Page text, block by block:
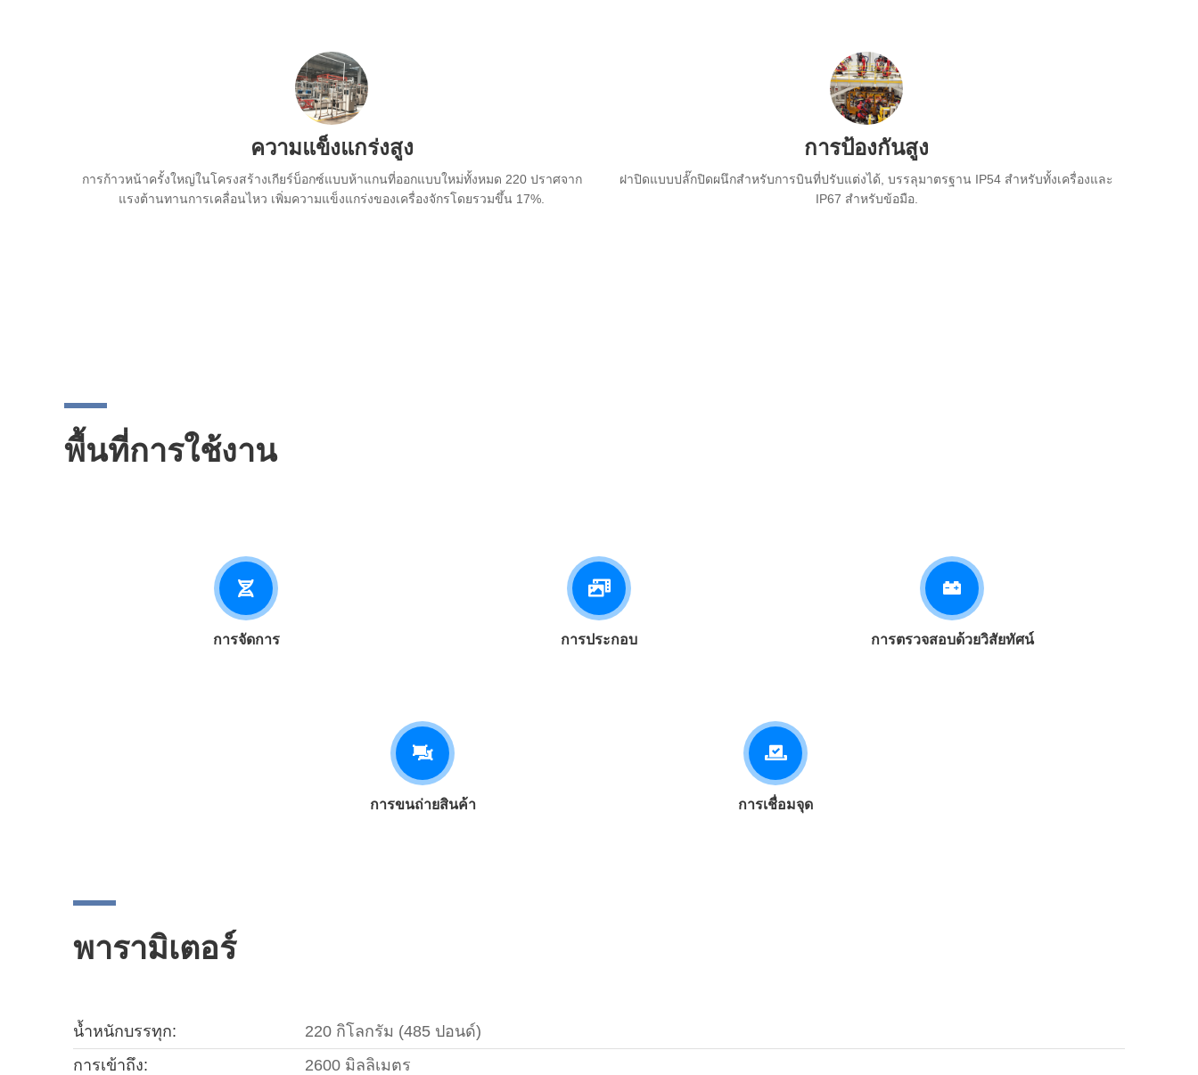
ความแข็งแกร่งสูง
การก้าวหน้าครั้งใหญ่ในโครงสร้างเกียร์บ็อกซ์แบบห้าแกนที่ออกแบบใหม่ทั้งหมด 220 ปราศจาก
แรงต้านทานการเคลื่อนไหว เพิ่มความแข็งแกร่งของเครื่องจักรโดยรวมขึ้น 17%.
การป้องกันสูง
ฝาปิดแบบปลั๊กปิดผนึกสำหรับการบินที่ปรับแต่งได้, บรรลุมาตรฐาน IP54 สำหรับทั้งเครื่องและ
IP67 สำหรับข้อมือ.
พื้นที่การใช้งาน
การจัดการ การประกอบ การตรวจสอบด้วยวิสัยทัศน์
การขนถ่ายสินค้า การเชื่อมจุด
พารามิเตอร์
น้ำหนักบรรทุก:
220 กิโลกรัม (485 ปอนด์)
การเข้าถึง:
2600 มิลลิเมตร